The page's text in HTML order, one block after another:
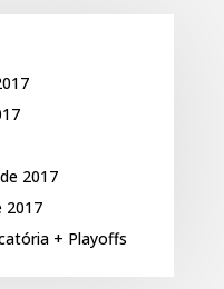
2017
2017
+ Playoffs